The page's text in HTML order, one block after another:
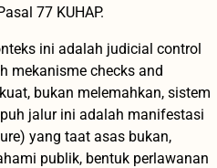
77 KUHAP.
ini adalah judicial control
mekanisme checks and
bukan melemahkan, sistem
jalur ini adalah manifestasi
yang taat asas bukan,
publik, bentuk perlawanan